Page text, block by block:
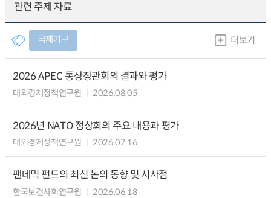
관련 주제 자료
국제기구 더보기
2026 APEC 통상장관회의 결과와 평가
대외경제정책연구원 2026.08.05
2026년 NATO 정상회의 주요 내용과 평가
대외경제정책연구원 2026.07.16
팬데믹 펀드의 최신 논의 동향 및 시사점
한국보건사회연구원 2026.06.18